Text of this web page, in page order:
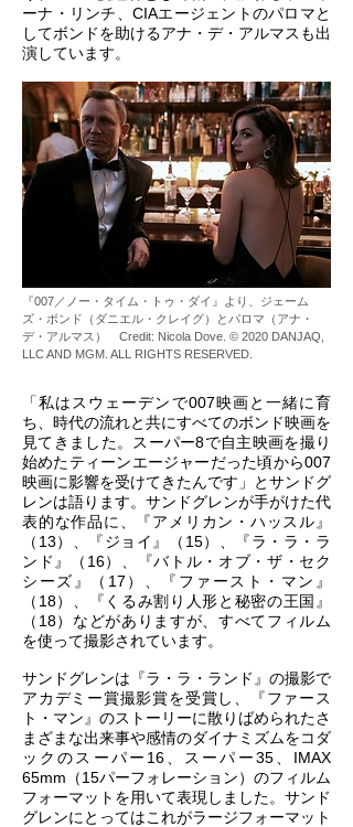
ーナ・リンチ、CIAエージェントのパロマと
してボンドを助けるアナ・デ・アルマスも出
演しています。
『007／ノー・タイム・トゥ・ダイ』より、ジェーム
ズ・ボンド（ダニエル・クレイグ）とパロマ（アナ・
デ・アルマス） Credit: Nicola Dove. © 2020 DANJAQ,
LLC AND MGM. ALL RIGHTS RESERVED.
「私はスウェーデンで007映画と一緒に育
ち、時代の流れと共にすべてのボンド映画を
見てきました。スーパー8で自主映画を撮り
始めたティーンエージャーだった頃から007
映画に影響を受けてきたんです」とサンドグ
レンは語ります。サンドグレンが手がけた代
表的な作品に、『アメリカン・ハッスル』
（13）、『ジョイ』（15）、『ラ・ラ・ラ
ンド』（16）、『バトル・オブ・ザ・セク
シーズ』（17）、『ファースト・マン』
（18）、『くるみ割り人形と秘密の王国』
（18）などがありますが、すべてフィルム
を使って撮影されています。
サンドグレンは『ラ・ラ・ランド』の撮影で
アカデミー賞撮影賞を受賞し、『ファース
ト・マン』のストーリーに散りばめられたさ
まざまな出来事や感情のダイナミズムをコダ
ックのスーパー16、スーパー35、IMAX
65mm（15パーフォレーション）のフィルム
フォーマットを用いて表現しました。サンド
グレンにとってはこれがラージフォーマット